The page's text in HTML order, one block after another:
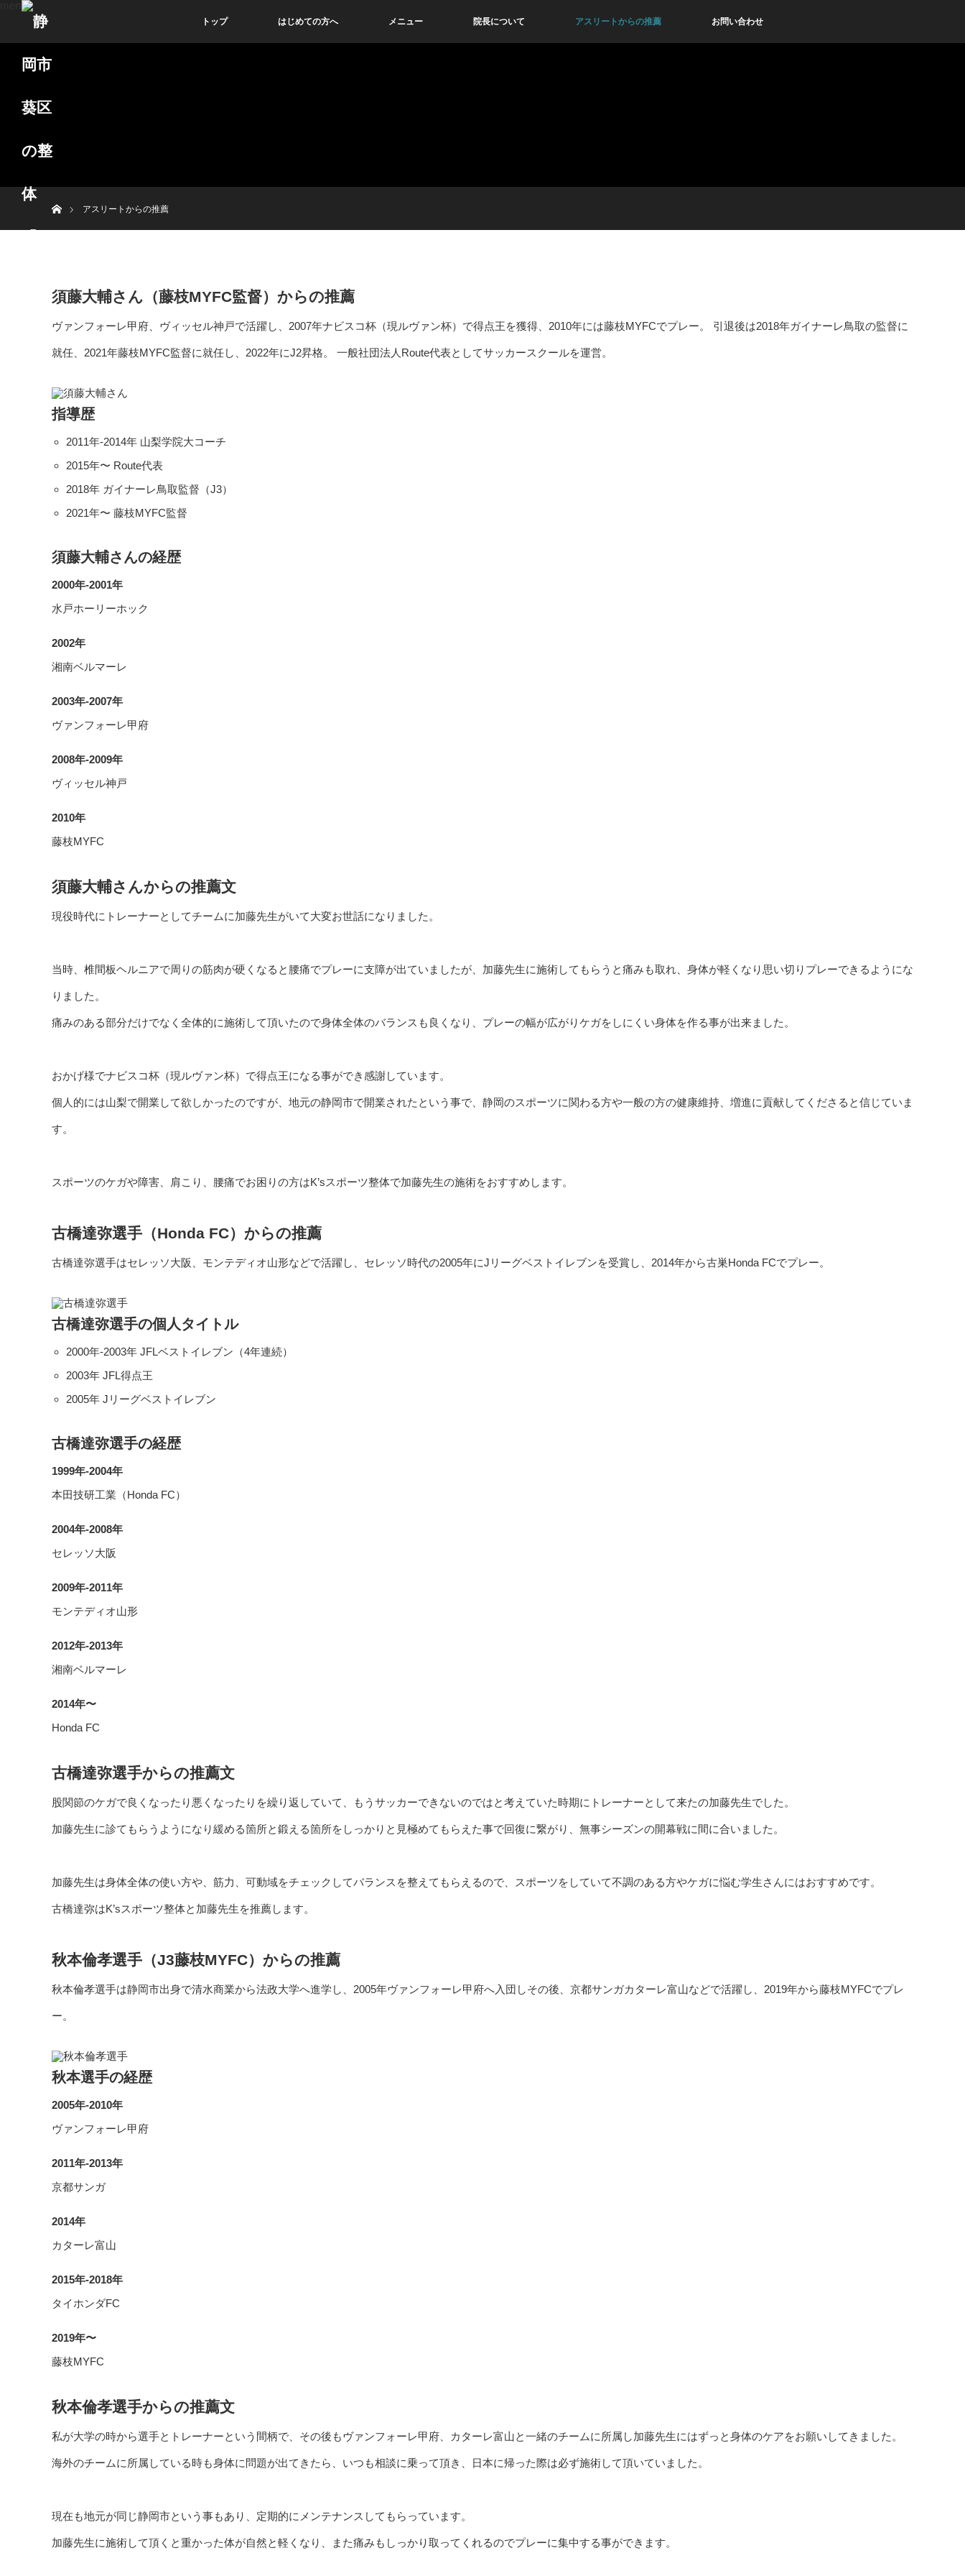
menu
トップ はじめての方へ メニュー 院長について アスリートからの推薦 お問い合わせ
アスリートからの推薦
須藤大輔さん（藤枝MYFC監督）からの推薦
ヴァンフォーレ甲府、ヴィッセル神戸で活躍し、2007年ナビスコ杯（現ルヴァン杯）で得点王を獲得、2010年には藤枝MYFCでプレー。 引退後は2018年ガイナーレ鳥取の監督に
就任、2021年藤枝MYFC監督に就任し、2022年にJ2昇格。 一般社団法人Route代表としてサッカースクールを運営。
指導歴
2011年-2014年 山梨学院大コーチ
2015年〜 Route代表
2018年 ガイナーレ鳥取監督（J3）
2021年〜 藤枝MYFC監督
須藤大輔さんの経歴
2000年-2001年
水戸ホーリーホック
2002年
湘南ベルマーレ
2003年-2007年
ヴァンフォーレ甲府
2008年-2009年
ヴィッセル神戸
2010年
藤枝MYFC
須藤大輔さんからの推薦文
現役時代にトレーナーとしてチームに加藤先生がいて大変お世話になりました。
当時、椎間板ヘルニアで周りの筋肉が硬くなると腰痛でプレーに支障が出ていましたが、加藤先生に施術してもらうと痛みも取れ、身体が軽くなり思い切りプレーできるようにな
りました。
痛みのある部分だけでなく全体的に施術して頂いたので身体全体のバランスも良くなり、プレーの幅が広がりケガをしにくい身体を作る事が出来ました。
おかげ様でナビスコ杯（現ルヴァン杯）で得点王になる事ができ感謝しています。
個人的には山梨で開業して欲しかったのですが、地元の静岡市で開業されたという事で、静岡のスポーツに関わる方や一般の方の健康維持、増進に貢献してくださると信じていま
す。
スポーツのケガや障害、肩こり、腰痛でお困りの方はK’sスポーツ整体で加藤先生の施術をおすすめします。
古橋達弥選手（Honda FC）からの推薦
古橋達弥選手はセレッソ大阪、モンテディオ山形などで活躍し、セレッソ時代の2005年にJリーグベストイレブンを受賞し、2014年から古巣Honda FCでプレー。
古橋達弥選手の個人タイトル
2000年-2003年 JFLベストイレブン（4年連続）
2003年 JFL得点王
2005年 Jリーグベストイレブン
古橋達弥選手の経歴
1999年-2004年
本田技研工業（Honda FC）
2004年-2008年
セレッソ大阪
2009年-2011年
モンテディオ山形
2012年-2013年
湘南ベルマーレ
2014年〜
Honda FC
古橋達弥選手からの推薦文
股関節のケガで良くなったり悪くなったりを繰り返していて、もうサッカーできないのではと考えていた時期にトレーナーとして来たの加藤先生でした。
加藤先生に診てもらうようになり緩める箇所と鍛える箇所をしっかりと見極めてもらえた事で回復に繋がり、無事シーズンの開幕戦に間に合いました。
加藤先生は身体全体の使い方や、筋力、可動域をチェックしてバランスを整えてもらえるので、スポーツをしていて不調のある方やケガに悩む学生さんにはおすすめです。
古橋達弥はK’sスポーツ整体と加藤先生を推薦します。
秋本倫孝選手（J3藤枝MYFC）からの推薦
秋本倫孝選手は静岡市出身で清水商業から法政大学へ進学し、2005年ヴァンフォーレ甲府へ入団しその後、京都サンガカターレ富山などで活躍し、2019年から藤枝MYFCでプレ
ー。
秋本選手の経歴
2005年-2010年
ヴァンフォーレ甲府
2011年-2013年
京都サンガ
2014年
カターレ富山
2015年-2018年
タイホンダFC
2019年〜
藤枝MYFC
秋本倫孝選手からの推薦文
私が大学の時から選手とトレーナーという間柄で、その後もヴァンフォーレ甲府、カターレ富山と一緒のチームに所属し加藤先生にはずっと身体のケアをお願いしてきました。
海外のチームに所属している時も身体に問題が出てきたら、いつも相談に乗って頂き、日本に帰った際は必ず施術して頂いていました。
現在も地元が同じ静岡市という事もあり、定期的にメンテナンスしてもらっています。
加藤先生に施術して頂くと重かった体が自然と軽くなり、また痛みもしっかり取ってくれるのでプレーに集中する事ができます。